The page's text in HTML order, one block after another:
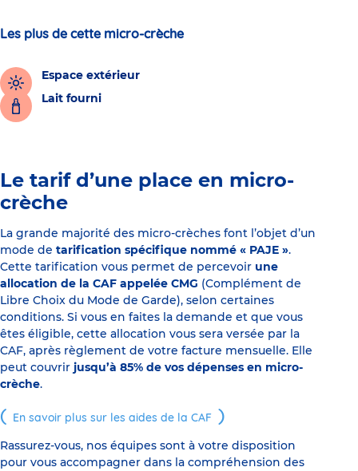
Les plus de cette micro-crèche
Espace extérieur
Lait fourni
Le tarif d’une place en micro-
crèche
La grande majorité des micro-crèches font l’objet d’un
mode de tarification spécifique nommé « PAJE ».
Cette tarification vous permet de percevoir une
allocation de la CAF appelée CMG (Complément de
Libre Choix du Mode de Garde), selon certaines
conditions. Si vous en faites la demande et que vous
êtes éligible, cette allocation vous sera versée par la
CAF, après règlement de votre facture mensuelle. Elle
peut couvrir jusqu’à 85% de vos dépenses en micro-
crèche.
En savoir plus sur les aides de la CAF
Rassurez-vous, nos équipes sont à votre disposition
pour vous accompagner dans la compréhension des